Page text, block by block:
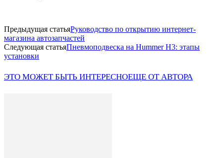
Предыдущая статьяРуководство по открытию интернет-
магазина автозапчастей
Следующая статьяПневмоподвеска на Hummer H3: этапы
установки
ЭТО МОЖЕТ БЫТЬ ИНТЕРЕСНОЕЩЕ ОТ АВТОРА